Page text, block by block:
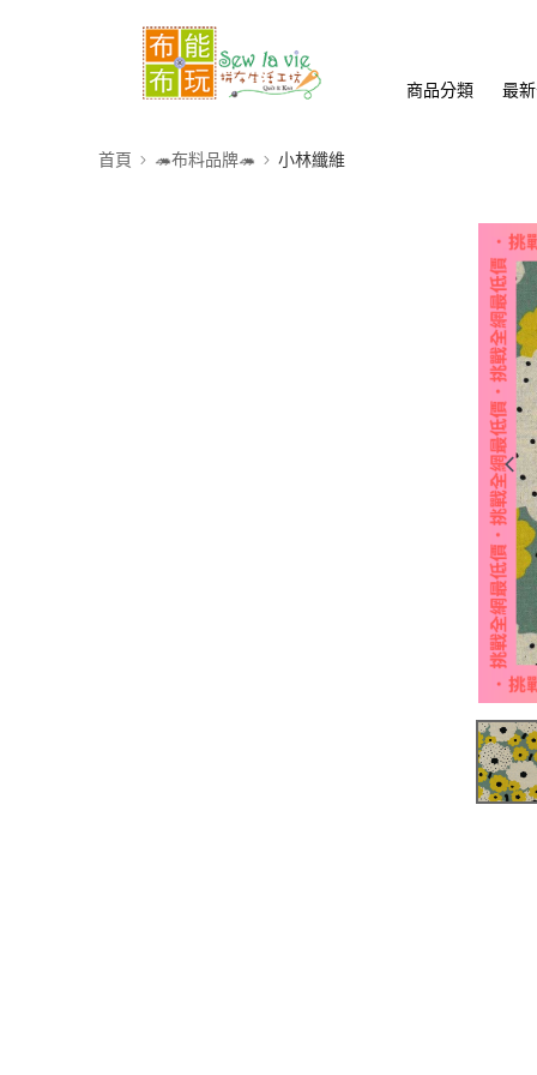
商品分類 最
首頁 🦔布料品牌🦔 小林纖維